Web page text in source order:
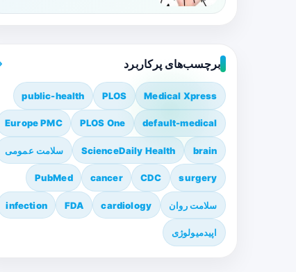
برچسب‌های پرکاربرد
Medical Xpress
PLOS
public-health
default-medical
PLOS One
Europe PMC
brain
ScienceDaily Health سلامت عمومی
surgery
CDC
cancer
PubMed
سلامت روان cardiology
FDA
infection
اپیدمیولوژی